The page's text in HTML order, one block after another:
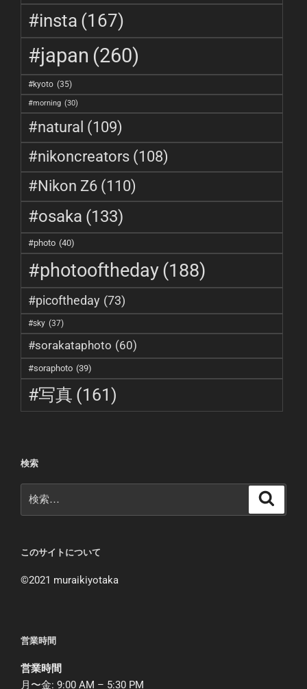
#insta (167)
#japan (260)
#kyoto (35)
#morning (30)
#natural (109)
#nikoncreators (108)
#Nikon Z6 (110)
#osaka (133)
#photo (40)
#photooftheday(188)
#picoftheday (73)
#sky (37)
#sorakataphoto (60)
#soraphoto (39)
#写真 (161)
検索
索:
このサイトについて
©︎2021 muraikiyotaka
営業時間
営業時間
月〜金: 9:00 AM – 5:30 PM